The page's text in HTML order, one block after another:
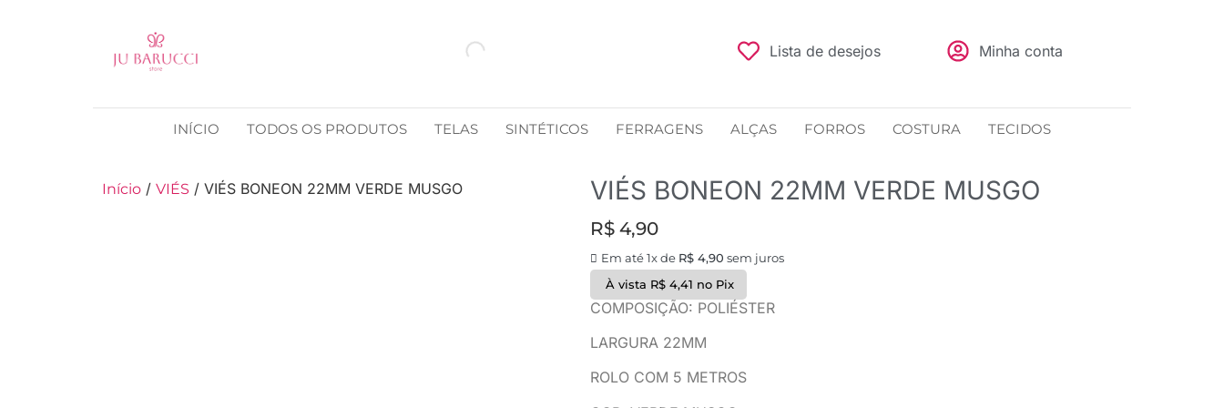
Lista de desejos Minha conta
INÍCIO TODOS OS PRODUTOS TELAS SINTÉTICOS FERRAGENS ALÇAS FORROS COSTURA TECIDOS
Início / VIÉS / VIÉS BONEON 22MM VERDE MUSGO VIÉS BONEON 22MM VERDE MUSGO
R$4,90
Em até 1x de R$4,90 sem juros
À vista R$ 4,41 no Pix
COMPOSIÇÃO: POLIÉSTER
LARGURA 22MM
ROLO COM 5 METROS